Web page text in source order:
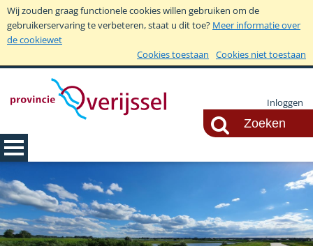
Wij zouden graag functionele cookies willen gebruiken om de
gebruikerservaring te verbeteren, staat u dit toe? Meer informatie over
de cookiewet
Cookies toestaan
Cookies niet toestaan
Inloggen